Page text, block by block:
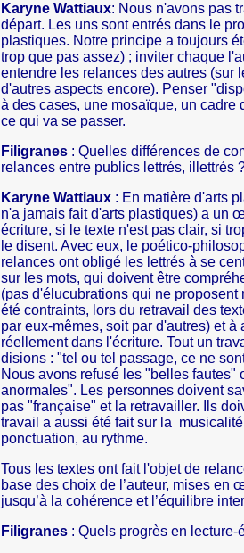
Karyne Wattiaux: Nous n'avons pas
départ. Les uns sont entrés dans le
plastiques. Notre principe a toujours
trop que pas assez) ; inviter chaque
entendre les relances des autres (sur
d'autres aspects encore). Penser
à des cases, une mosaïque, un
ce qui va se passer.
Filigranes : Quelles différences de
relances entre publics lettrés, illettrés
Karyne Wattiaux : En matière d'arts
n'a jamais fait d'arts plastiques) a un
écriture, si le texte n'est pas clair, si
le disent. Avec eux, le poético-
relances ont obligé les lettrés à se
sur les mots, qui doivent être
(pas d'élucubrations qui ne
été contraints, lors du retravail des
par eux-mêmes, soit par d'autres) et
réellement dans l'écriture. Tout un
disions : "tel ou tel passage, ce ne
Nous avons refusé les "belles fautes"
anormales". Les personnes doivent
pas "française" et la retravailler. Ils
travail a aussi été fait sur la
ponctuation, au rythme.
Tous les textes ont fait l'objet de
base des choix de l’auteur, mises en
jusqu’à la cohérence et l’équilibre
Filigranes : Quels progrès en